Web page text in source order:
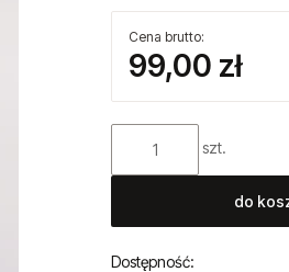
Cena brutto:
99,00 zł
szt.
do
Dostępność: